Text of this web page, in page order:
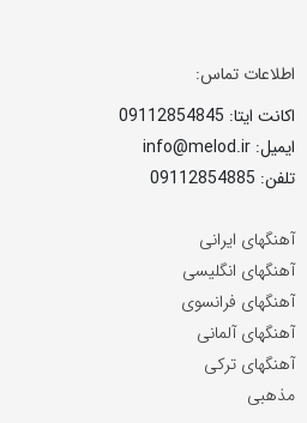
اطلاعات تماس:
اکانت ایتا: 09112854845
ایمیل: info@melod.ir
تلفن: 09112854885
آهنگهای ایرانی
آهنگهای انگلیسی
آهنگهای فرانسوی
آهنگهای آلمانی
آهنگهای ترکی
مذهبی